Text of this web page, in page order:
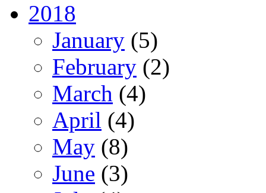
2018
January (5)
February (2)
March (4)
April (4)
May (8)
June (3)